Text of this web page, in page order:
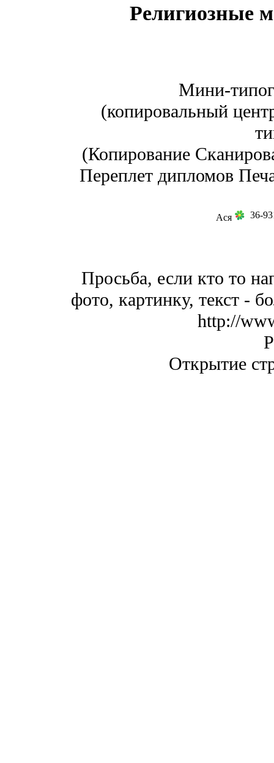
Религиозные
Мини-
(копировальный
(Копирование
Переплет дипломов
Ася 36-
Просьба, если кто то
фото, картинку, текст -
http://
Открытие